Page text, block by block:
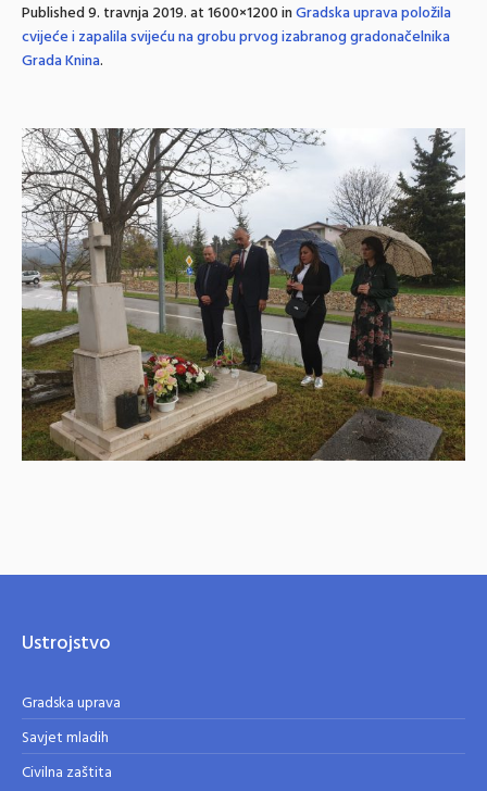
Published9. travnja 2019.at 1600×1200 inGradska uprava položila
cvijeće i zapalila svijeću na grobu prvog izabranog gradonačelnika
Grada Knina.
Ustrojstvo
Gradska uprava
Savjet mladih
Civilna zaštita